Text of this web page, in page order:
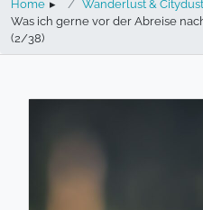
Home ▸ Wanderlust & Citydust
Was ich gerne vor der Abreise
(2/38)